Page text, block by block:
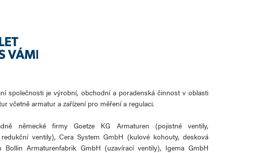
společnosti je výrobní, obchodní a poradenská činnost v oblasti
včetně armatur a zařízení pro měření a regulaci.
německé firmy Goetze KG Armaturen (pojistné ventily,
ventily), Cera System GmbH (kulové kohouty, desková
Bollin Armaturenfabrik GmbH (uzavírací ventily), Igema GmbH